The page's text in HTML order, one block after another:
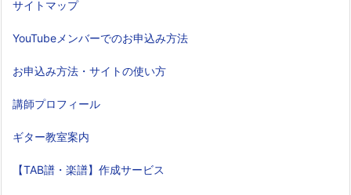
サイトマップ
YouTubeメンバーでのお申込み方法
お申込み方法・サイトの使い方
講師プロフィール
ギター教室案内
【TAB譜・楽譜】作成サービス